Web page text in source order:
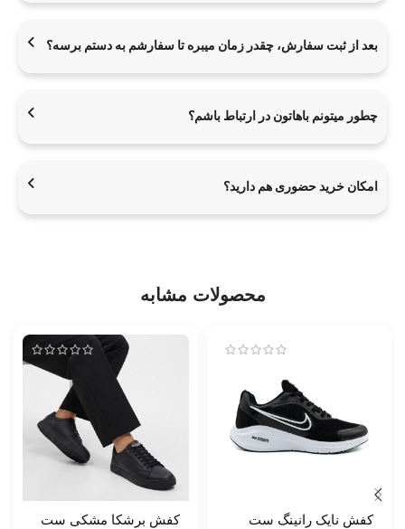
بعد از ثبت سفارش، چقدر زمان میبره تا سفارشم به دستم برسه؟
چطور میتونم باهاتون در ارتباط باشم؟
امکان خرید حضوری هم دارید؟
محصولات مشابه
کفش نایک رانینگ ست
کفش برشکا مشکی ست